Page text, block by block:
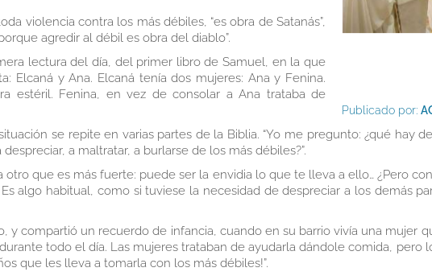
Publicado por:
violencia contra los más débiles, “es obra de Satanás”,
agredir al débil es obra del diablo”.
lectura del día, del primer libro de Samuel, en la que
Elcaná y Ana. Elcaná tenía dos mujeres: Ana y Fenina.
estéril. Fenina, en vez de consolar a Ana trataba de
se repite en varias partes de la Biblia. “Yo me pregunto: ¿qué hay
a maltratar, a burlarse de los más débiles?”.
que es más fuerte: puede ser la envidia lo que te lleva a ello… ¿Pero
algo habitual, como si tuviese la necesidad de despreciar a los demás
y compartió un recuerdo de infancia, cuando en su barrio vivía una mujer
todo el día. Las mujeres trataban de ayudarla dándole comida, pero
que les lleva a tomarla con los más débiles!”.